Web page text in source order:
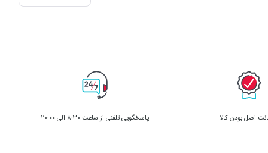
اصل بودن کالا پاسخگویی تلفنی از ساعت 8:30 الی 20:00